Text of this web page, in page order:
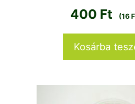
400 Ft (16
Kosárba